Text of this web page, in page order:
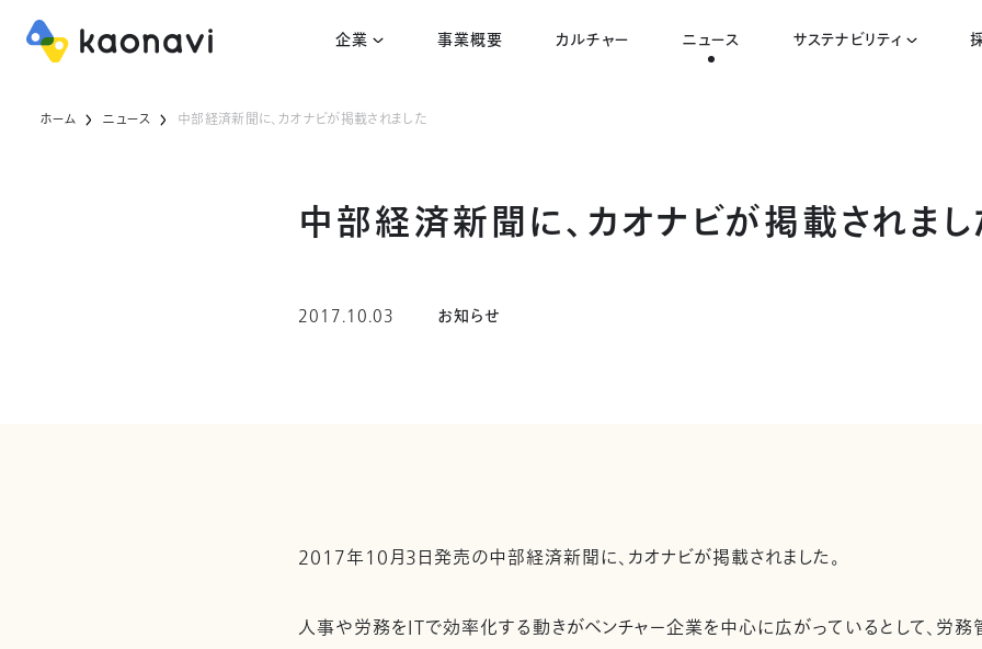
企業 事業概要 カルチャー ニュース サステナビリティ
ホーム ニュース 中部経済新聞に、カオナビが掲載されました
中部経済新聞に、カオナビが掲載されまし
2017.10.03 お知らせ
2017年10月3日発売の中部経済新聞に、カオナビが掲載されました。
人事や労務をITで効率化する動きがベンチャー企業を中心に広がっているとして、労務